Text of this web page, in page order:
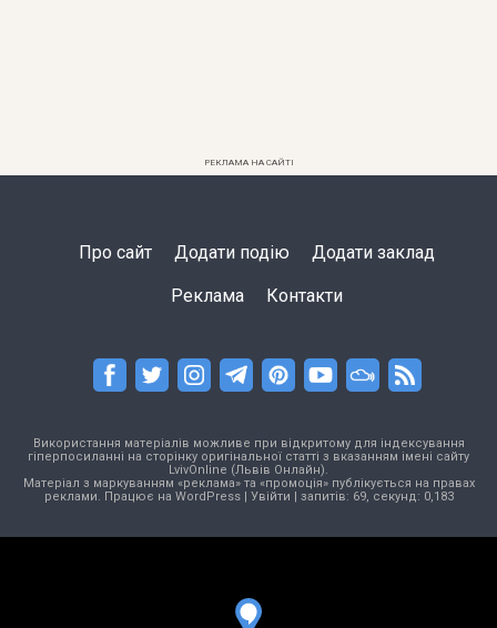
РЕКЛАМА НА САЙТІ
Про сайт Додати подію Додати заклад
Реклама Контакти
Використання матеріалів можливе при відкритому для індексування
гіперпосиланні на сторінку оригінальної статті з вказанням імені сайту
LvivOnline (Львів Онлайн).
Матеріал з маркуванням «реклама» та «промоція» публікується на правах
реклами. Працює на WordPress| Увійти | запитів: 69, секунд: 0,183